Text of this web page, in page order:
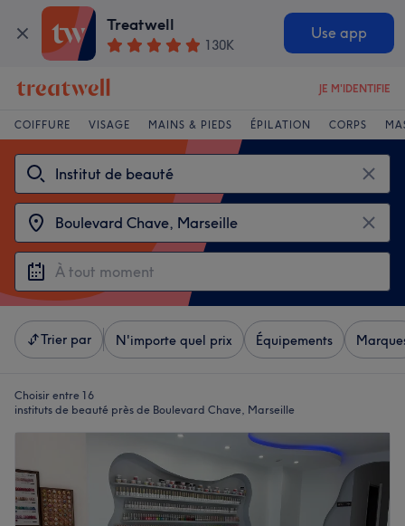
Treatwell
130K
Use app
JE M'IDENTIFIE
COIFFURE VISAGE MAINS & PIEDS ÉPILATION CORPS
Trier par N'importe quel prix Équipements
Choisir entre 16
instituts de beauté près de Boulevard Chave, Marseille